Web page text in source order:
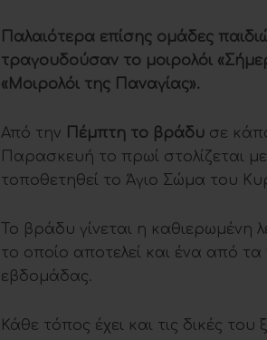
Παλαιότερα επίσης ομάδες
τραγουδούσαν το μοιρολόι
«Μοιρολόι της Παναγίας».
Από την Πέμπτη το βράδυ σε
Παρασκευή το πρωί στολίζεται
τοποθετηθεί το Άγιο Σώμα του
Το βράδυ γίνεται η καθιερωμένη
το οποίο αποτελεί και ένα από
εβδομάδας.
Κάθε τόπος έχει και τις δικές